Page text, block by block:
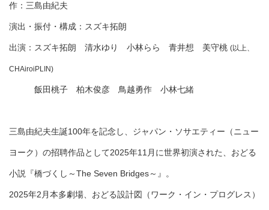
作：三島由紀夫
演出・振付・構成：スズキ拓朗
出演：スズキ拓朗 清水ゆり 小林らら 青井想 美守桃 (以上、
CHAiroiPLIN)
飯田桃子 柏木俊彦 鳥越勇作 小林七緒
三島由紀夫生誕100年を記念し、ジャパン・ソサエティー（ニュー
ヨーク）の招聘作品として2025年11月に世界初演された、おどる
小説『橋づくし～The Seven Bridges～』。
2025年2月本多劇場、おどる設計図（ワーク・イン・プログレス）